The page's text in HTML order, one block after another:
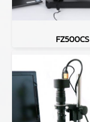
FZ500CS